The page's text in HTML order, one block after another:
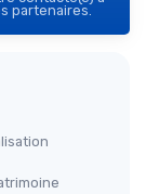
partenaires.